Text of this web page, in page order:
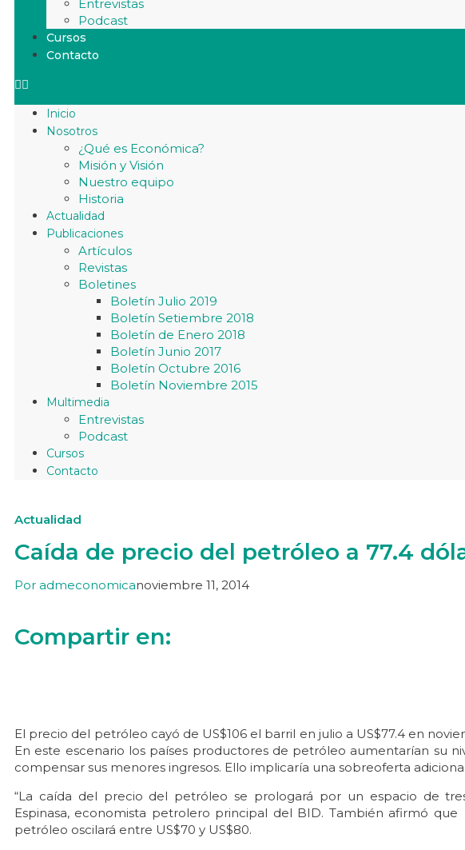
Entrevistas
Podcast
Cursos
Contacto
Inicio
Nosotros
¿Qué es Económica?
Misión y Visión
Nuestro equipo
Historia
Actualidad
Publicaciones
Artículos
Revistas
Boletines
Boletín Julio 2019
Boletín Setiembre 2018
Boletín de Enero 2018
Boletín Junio 2017
Boletín Octubre 2016
Boletín Noviembre 2015
Multimedia
Entrevistas
Podcast
Cursos
Contacto
Actualidad
Caída de precio del petróleo a 77.4
Por admeconomicanoviembre 11, 2014
Compartir en:
El precio del petróleo cayó de US$106 el barril en julio a US$77.4 en
En este escenario los países productores de petróleo aumentarían su
compensar sus menores ingresos. Ello implicaría una sobreoferta
“La caída del precio del petróleo se prologará por un espacio de
Espinasa, economista petrolero principal del BID. También afirmó
petróleo oscilará entre US$70 y US$80.